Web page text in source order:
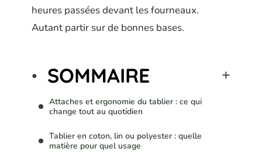
heures passées devant les fourneaux.
Autant partir sur de bonnes bases.
SOMMAIRE
Attaches et ergonomie du tablier : ce qui
change tout au quotidien
Tablier en coton, lin ou polyester : quelle
matière pour quel usage